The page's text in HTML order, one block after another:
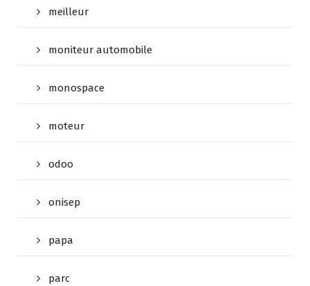
meilleur
moniteur automobile
monospace
moteur
odoo
onisep
papa
parc